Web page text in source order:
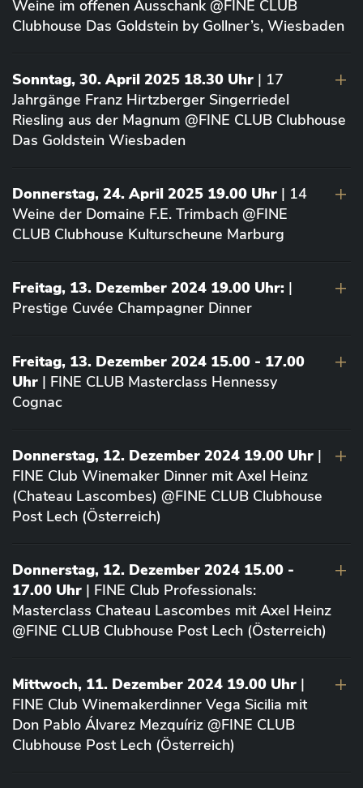
Weine im offenen Ausschank @FINE CLUB
Clubhouse Das Goldstein by Gollner’s, Wiesbaden
Sonntag, 30. April 2025 18.30 Uhr | 17
Jahrgänge Franz Hirtzberger Singerriedel
Riesling aus der Magnum @FINE CLUB Clubhouse
Das Goldstein Wiesbaden
Donnerstag, 24. April 2025 19.00 Uhr | 14
Weine der Domaine F.E. Trimbach @FINE
CLUB Clubhouse Kulturscheune Marburg
Freitag, 13. Dezember 2024 19.00 Uhr: |
Prestige Cuvée Champagner Dinner
Freitag, 13. Dezember 2024 15.00 - 17.00
Uhr | FINE CLUB Masterclass Hennessy
Cognac
Donnerstag, 12. Dezember 2024 19.00 Uhr |
FINE Club Winemaker Dinner mit Axel Heinz
(Chateau Lascombes) @FINE CLUB Clubhouse
Post Lech (Österreich)
Donnerstag, 12. Dezember 2024 15.00 -
17.00 Uhr | FINE Club Professionals:
Masterclass Chateau Lascombes mit Axel Heinz
@FINE CLUB Clubhouse Post Lech (Österreich)
Mittwoch, 11. Dezember 2024 19.00 Uhr |
FINE Club Winemakerdinner Vega Sicilia mit
Don Pablo Álvarez Mezquíriz @FINE CLUB
Clubhouse Post Lech (Österreich)